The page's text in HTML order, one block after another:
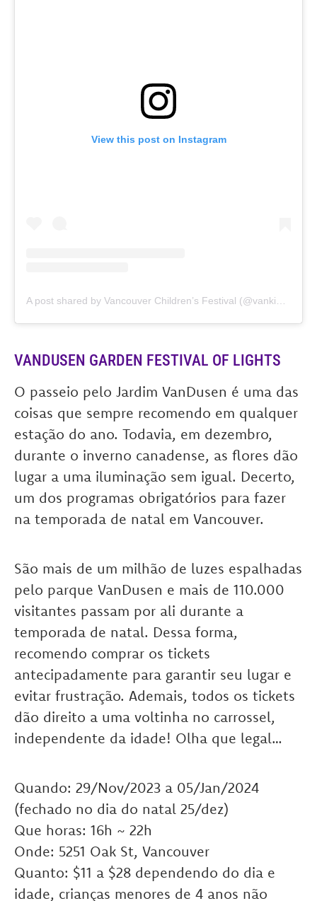
View this post on Instagram
VANDUSEN GARDEN FESTIVAL OF LIGHTS
O passeio pelo Jardim VanDusen é uma das
coisas que sempre recomendo em qualquer
estação do ano. Todavia, em dezembro,
durante o inverno canadense, as flores dão
lugar a uma iluminação sem igual. Decerto,
um dos programas obrigatórios para fazer
na temporada de natal em Vancouver.
São mais de um milhão de luzes espalhadas
pelo parque VanDusen e mais de 110.000
visitantes passam por ali durante a
temporada de natal. Dessa forma,
recomendo comprar os tickets
antecipadamente para garantir seu lugar e
evitar frustração. Ademais, todos os tickets
dão direito a uma voltinha no carrossel,
independente da idade! Olha que legal…
Quando: 29/Nov/2023 a 05/Jan/2024
(fechado no dia do natal 25/dez)
Que horas: 16h ~ 22h
Onde: 5251 Oak St, Vancouver
Quanto: $11 a $28 dependendo do dia e
idade, crianças menores de 4 anos não